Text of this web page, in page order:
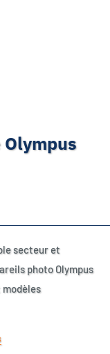
secteur et
photo Olympus
modèles